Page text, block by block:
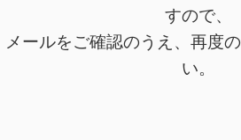
すので、
メールをご確認のうえ、再度
い。